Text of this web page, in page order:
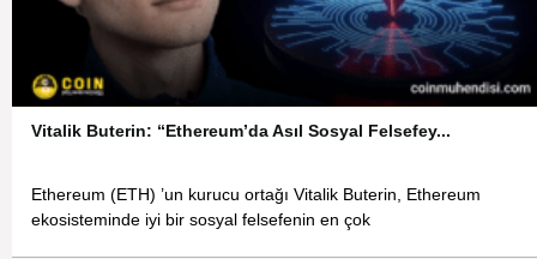
Vitalik Buterin: “Ethereum’da Asıl Sosyal Felsefey...
Ethereum (ETH) ’un kurucu ortağı Vitalik Buterin, Ethereum
ekosisteminde iyi bir sosyal felsefenin en çok